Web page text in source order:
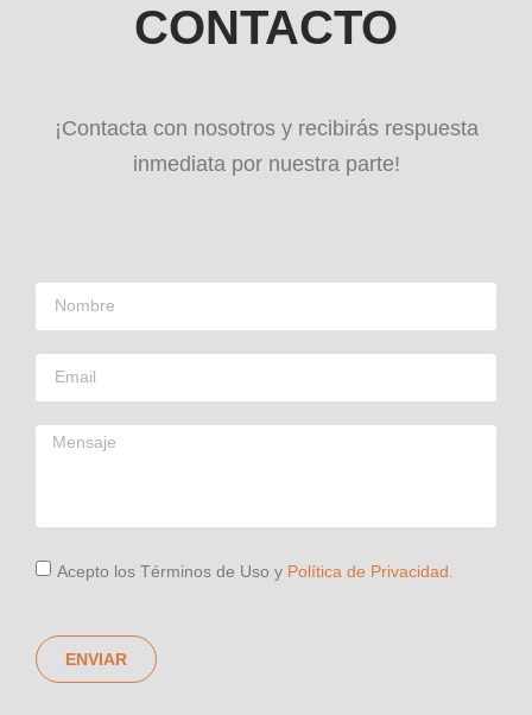
CONTACTO
¡Contacta con nosotros y recibirás respuesta
inmediata por nuestra parte!
Acepto los Términos de Uso y Política de Privacidad.
ENVIAR